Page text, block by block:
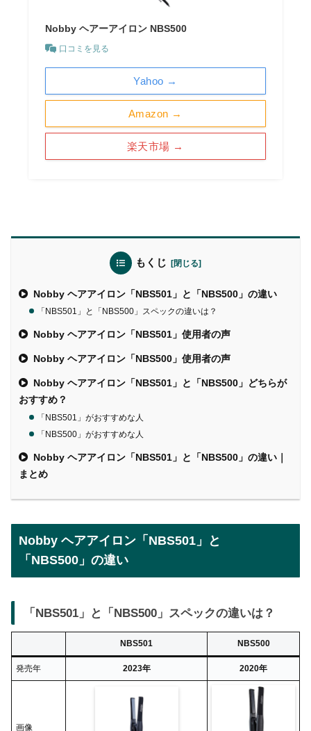
Nobby ヘアーアイロン NBS500
口コミを見る
Amazon →
楽天市場 →
Yahoo →
もくじ
Nobby ヘアアイロン「NBS501」と「NBS500」の違い
「NBS501」と「NBS500」スペックの違いは？
Nobby ヘアアイロン「NBS501」使用者の声
Nobby ヘアアイロン「NBS500」使用者の声
Nobby ヘアアイロン「NBS501」と「NBS500」どちらが
おすすめ？
「NBS501」がおすすめな人
「NBS500」がおすすめな人
Nobby ヘアアイロン「NBS501」と「NBS500」の違い｜
まとめ
Nobby ヘアアイロン「NBS501」と
「NBS500」の違い
「NBS501」と「NBS500」スペックの違いは？
NBS501 NBS500
発売年 2023年 2020年
画像